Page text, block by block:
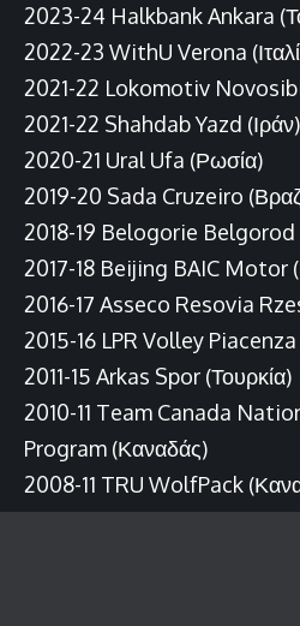
2023-24 Halkbank Ankara
2022-23 WithU Verona
2021-22 Lokomotiv
2021-22 Shahdab Yazd (Ιράν)
2020-21 Ural Ufa (Ρωσία)
2019-20 Sada Cruzeiro
2018-19 Belogorie Belgorod
2017-18 Beijing BAIC Motor
2016-17 Asseco Resovia
2015-16 LPR Volley Piacenza
2011-15 Arkas Spor (Τουρκία)
2010-11 Team Canada
Program (Καναδάς)
2008-11 TRU WolfPack